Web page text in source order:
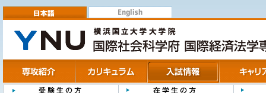
English
専攻紹介 カリキュラム 入試情報
キャリア